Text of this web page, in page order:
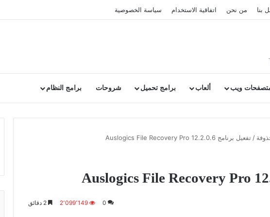
بنا من نحن اتفاقية الاستخدام سياسة الخصوصية
ويب ألعاب برامج تحميل شروحات برامج النظام
/ تفعيل برنامج Auslogics File Recovery Pro 12.2.0.6
0 2٬099٬149